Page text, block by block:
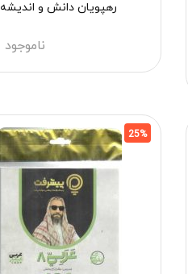
رهپویان دانش و اندیشه
ناموجود
25%